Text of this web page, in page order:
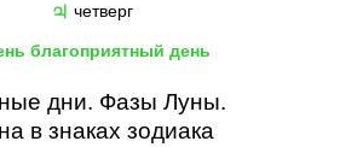
♃ четверг
благоприятный день
дни. Фазы Луны.
в знаках зодиака